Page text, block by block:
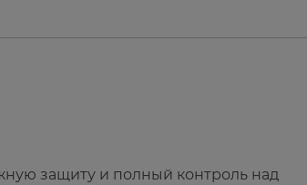
защиту и полный контроль над